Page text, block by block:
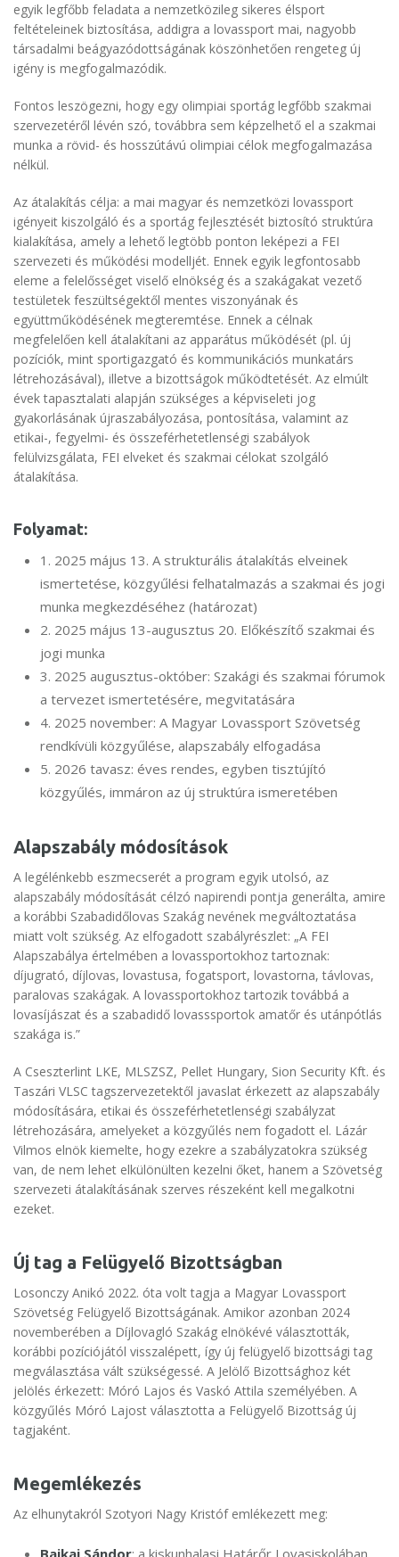
egyik legfőbb feladata a nemzetközileg sikeres élsport
feltételeinek biztosítása, addigra a lovassport mai, nagyobb
társadalmi beágyazódottságának köszönhetően rengeteg új
igény is megfogalmazódik.
Fontos leszögezni, hogy egy olimpiai sportág legfőbb szakmai
szervezetéről lévén szó, továbbra sem képzelhető el a szakmai
munka a rövid- és hosszútávú olimpiai célok megfogalmazása
nélkül.
Az átalakítás célja: a mai magyar és nemzetközi lovassport
igényeit kiszolgáló és a sportág fejlesztését biztosító struktúra
kialakítása, amely a lehető legtöbb ponton leképezi a FEI
szervezeti és működési modelljét. Ennek egyik legfontosabb
eleme a felelősséget viselő elnökség és a szakágakat vezető
testületek feszültségektől mentes viszonyának és
együttműködésének megteremtése. Ennek a célnak
megfelelően kell átalakítani az apparátus működését (pl. új
pozíciók, mint sportigazgató és kommunikációs munkatárs
létrehozásával), illetve a bizottságok működtetését. Az elmúlt
évek tapasztalati alapján szükséges a képviseleti jog
gyakorlásának újraszabályozása, pontosítása, valamint az
etikai-, fegyelmi- és összeférhetetlenségi szabályok
felülvizsgálata, FEI elveket és szakmai célokat szolgáló
átalakítása.
Folyamat:
1. 2025 május 13. A strukturális átalakítás elveinek
ismertetése, közgyűlési felhatalmazás a szakmai és jogi
munka megkezdéséhez (határozat)
2. 2025 május 13-augusztus 20. Előkészítő szakmai és
jogi munka
3. 2025 augusztus-október: Szakági és szakmai fórumok
a tervezet ismertetésére, megvitatására
4. 2025 november: A Magyar Lovassport Szövetség
rendkívüli közgyűlése, alapszabály elfogadása
5. 2026 tavasz: éves rendes, egyben tisztújító
közgyűlés, immáron az új struktúra ismeretében
Alapszabály módosítások
A legélénkebb eszmecserét a program egyik utolsó, az
alapszabály módosítását célzó napirendi pontja generálta, amire
a korábbi Szabadidőlovas Szakág nevének megváltoztatása
miatt volt szükség. Az elfogadott szabályrészlet: „A FEI
Alapszabálya értelmében a lovassportokhoz tartoznak:
díjugrató, díjlovas, lovastusa, fogatsport, lovastorna, távlovas,
paralovas szakágak. A lovassportokhoz tartozik továbbá a
lovasíjászat és a szabadidő lovasssportok amatőr és utánpótlás
szakága is.”
A Cseszterlint LKE, MLSZSZ, Pellet Hungary, Sion Security Kft. és
Taszári VLSC tagszervezetektől javaslat érkezett az alapszabály
módosítására, etikai és összeférhetetlenségi szabályzat
létrehozására, amelyeket a közgyűlés nem fogadott el. Lázár
Vilmos elnök kiemelte, hogy ezekre a szabályzatokra szükség
van, de nem lehet elkülönülten kezelni őket, hanem a Szövetség
szervezeti átalakításának szerves részeként kell megalkotni
ezeket.
Új tag a Felügyelő Bizottságban
Losonczy Anikó 2022. óta volt tagja a Magyar Lovassport
Szövetség Felügyelő Bizottságának. Amikor azonban 2024
novemberében a Díjlovagló Szakág elnökévé választották,
korábbi pozíciójától visszalépett, így új felügyelő bizottsági tag
megválasztása vált szükségessé. A Jelölő Bizottsághoz két
jelölés érkezett: Móró Lajos és Vaskó Attila személyében. A
közgyűlés Móró Lajost választotta a Felügyelő Bizottság új
tagjaként.
Megemlékezés
Az elhunytakról Szotyori Nagy Kristóf emlékezett meg: